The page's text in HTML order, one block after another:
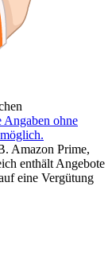
Angaben ohne
Amazon Prime,
enthält Angebote
eine Vergütung